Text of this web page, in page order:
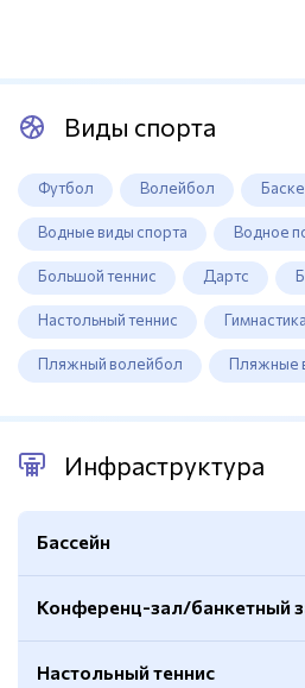
Виды спорта
Футбол Волейбол
Водные виды спорта Водное
Большой теннис Дартс
Настольный теннис Гимнастика
Пляжный волейбол Пляжные
Инфраструктура
Бассейн
50 метров
Есть
Resort and Spa
Конференц-зал/банкетный
Количество
3
Настольный теннис